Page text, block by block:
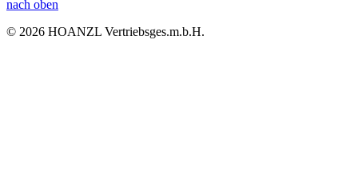
nach oben
© 2026 HOANZL Vertriebsges.m.b.H.